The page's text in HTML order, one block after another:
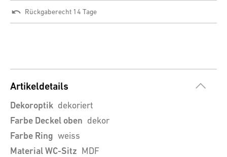
Rückgaberecht 14 Tage
Artikeldetails
Dekoroptik dekoriert
Farbe Deckel oben dekor
Farbe Ring weiss
Material WC-Sitz MDF